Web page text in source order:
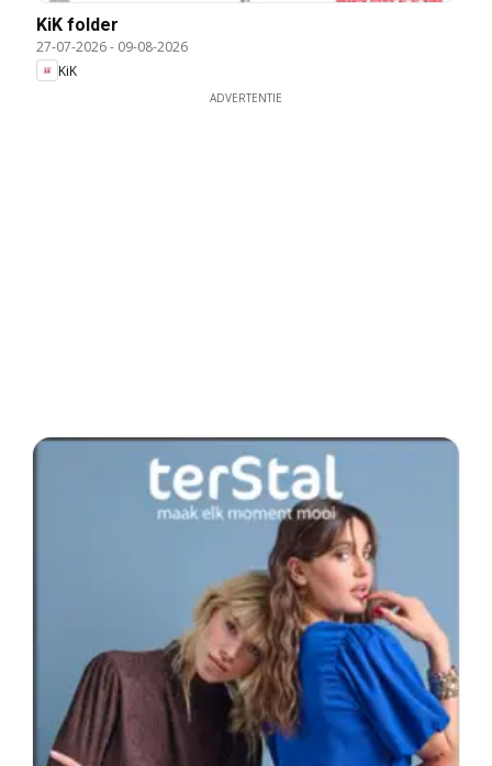
KiK folder
27-07-2026- 09-08-2026
KiK
ADVERTENTIE